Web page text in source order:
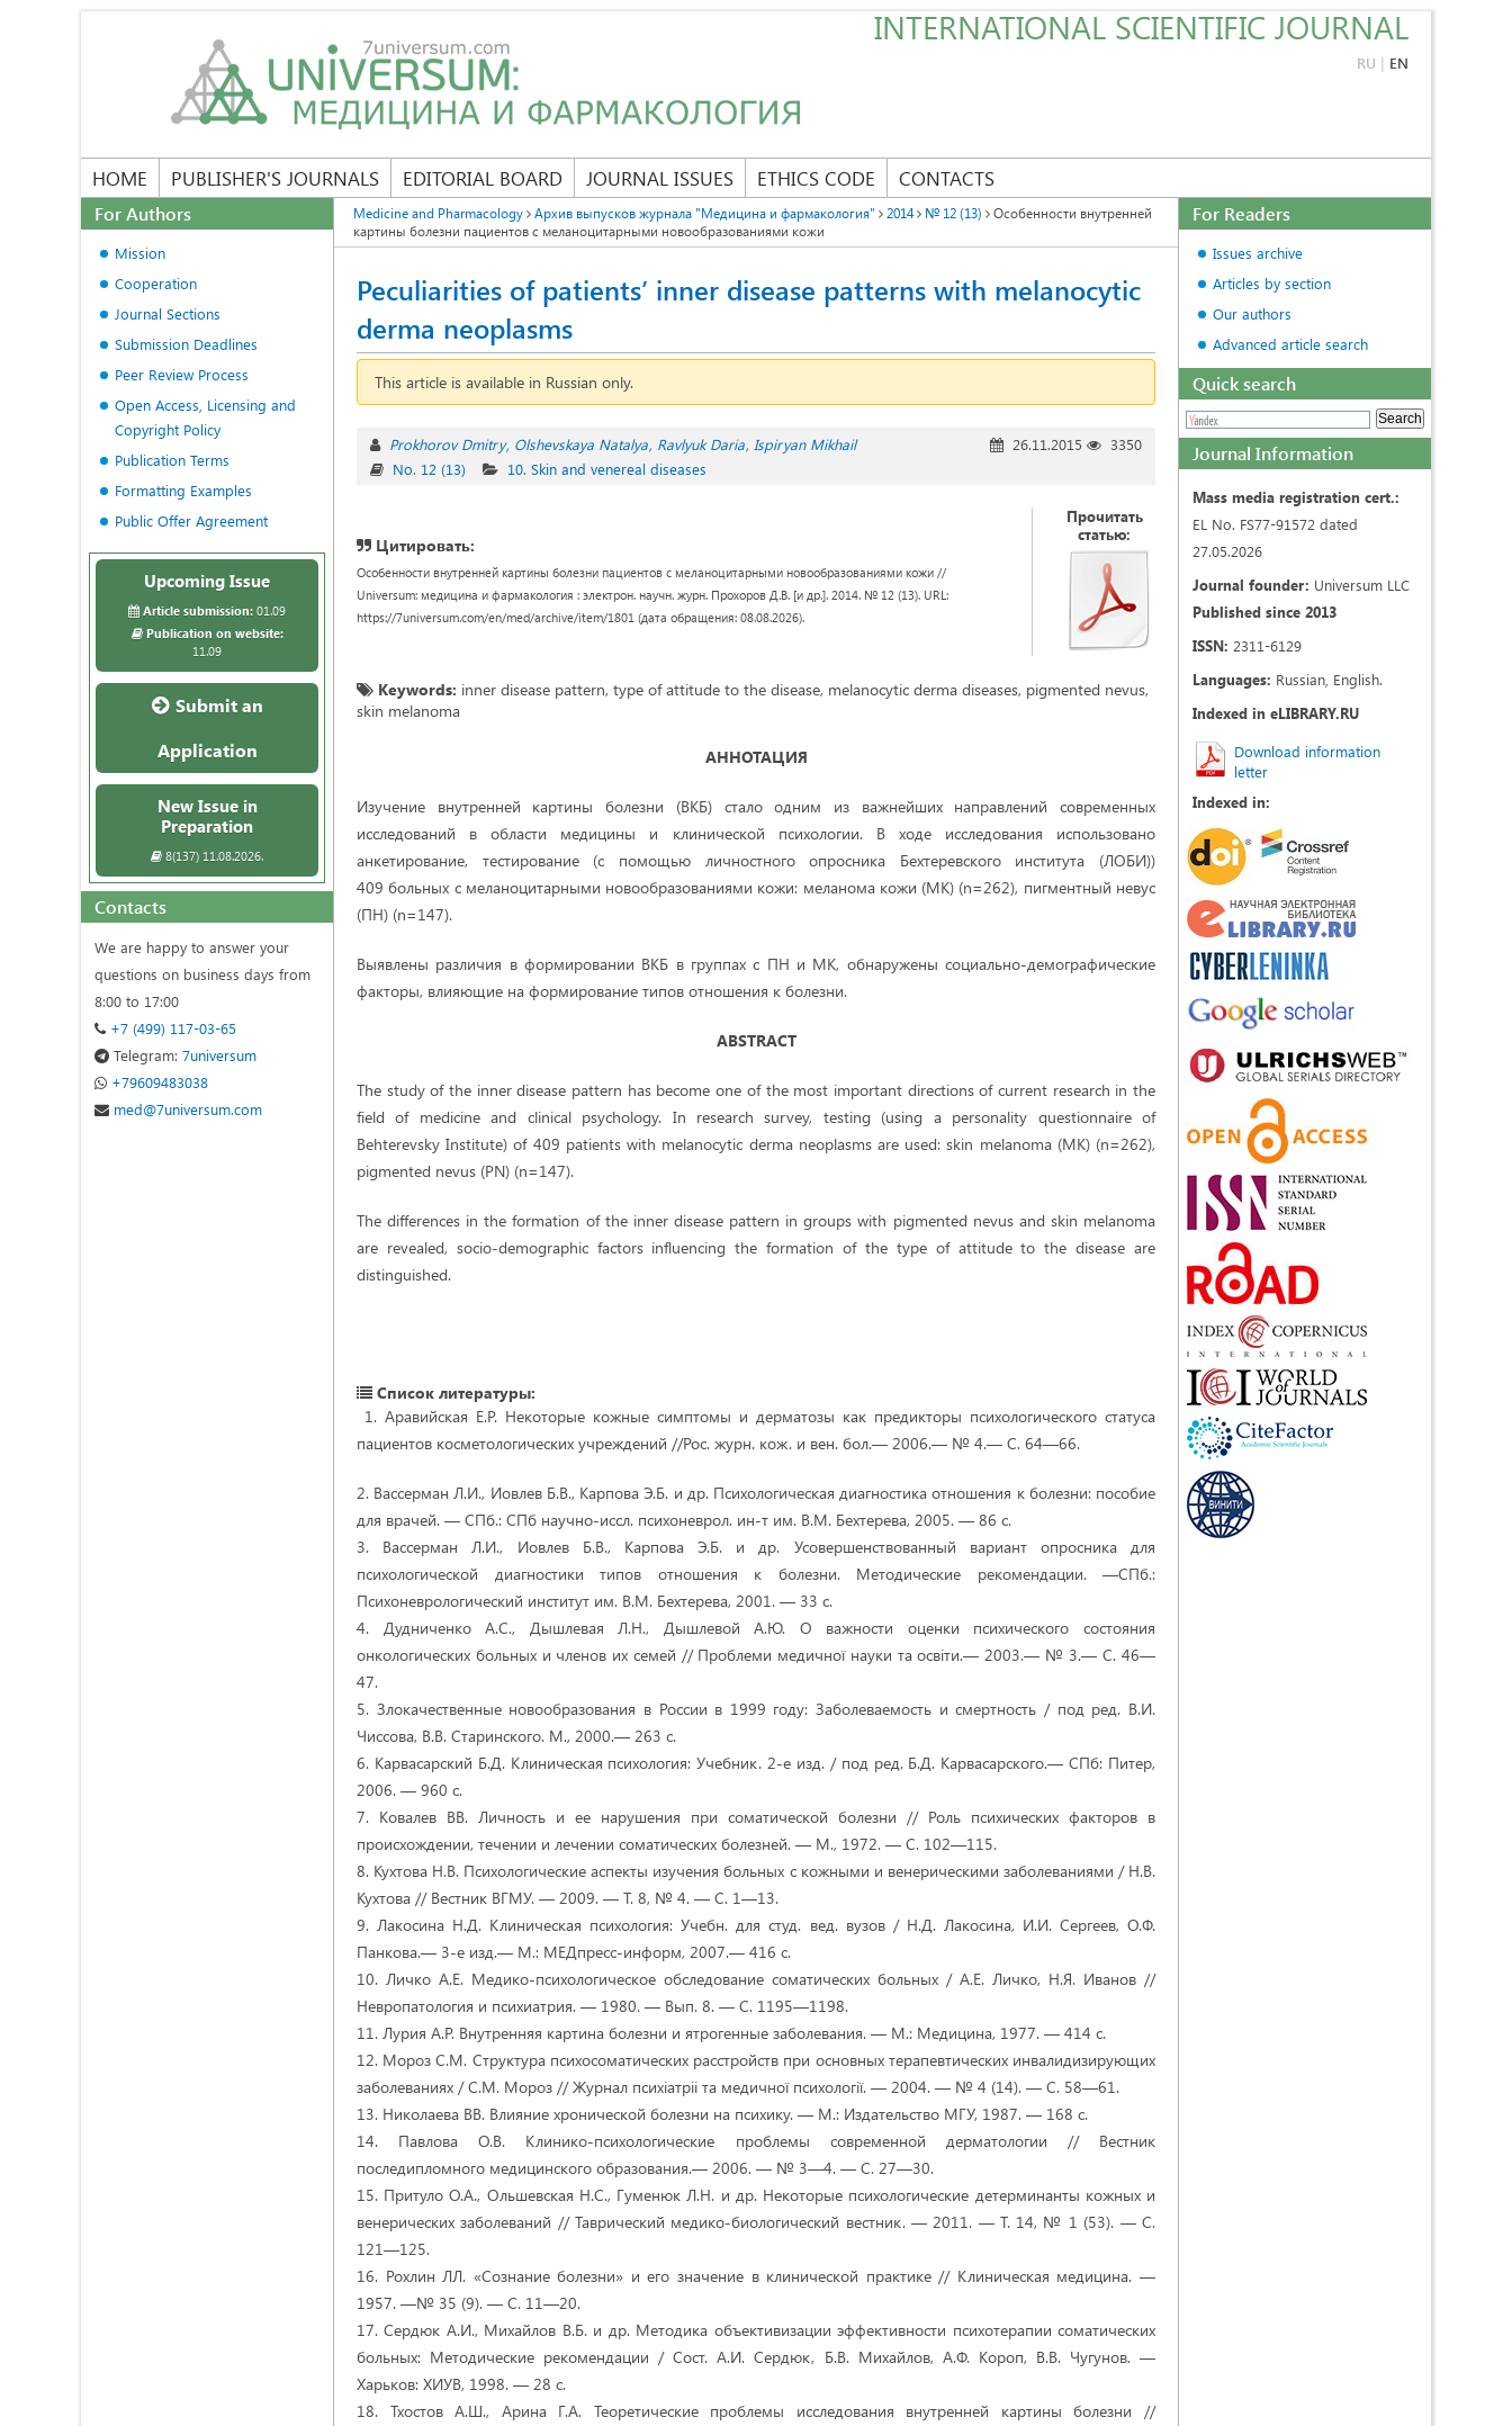
INTERNATIONAL SCIENTIFIC JOURNAL
RU | EN
HOME PUBLISHER'S JOURNALS EDITORIAL BOARD JOURNAL ISSUES ETHICS CODE CONTACTS
Medicine and Pharmacology Архив выпусков журнала "Медицина и фармакология" 2014 № 12 (13)
Особенности внутренней
картины болезни пациентов с меланоцитарными новообразованиями кожи
Peculiarities of patients’ inner disease patterns with melanocytic
derma neoplasms
This article is available in Russian only.
Prokhorov Dmitry Olshevskaya Natalya Ravlyuk Daria Ispiryan Mikhail 26.11.2015
3350
No. 12 (13)
10. Skin and venereal diseases
Цитировать:
Особенности внутренней картины болезни пациентов с меланоцитарными новообразованиями кожи //
Universum: медицина и фармакология : электрон. научн. журн. Прохоров Д.В. [и др.]. 2014. № 12 (13). URL:
https://7universum.com/en/med/archive/item/1801 (дата обращения: 08.08.2026).
Прочитать
статью:
Keywords: inner disease pattern, type of attitude to the disease, melanocytic derma diseases, pigmented nevus,
skin melanoma
АННОТАЦИЯ
Изучение внутренней картины болезни (ВКБ) стало одним из важнейших направлений современных
исследований в области медицины и клинической психологии. В ходе исследования использовано
анкетирование, тестирование (с помощью личностного опросника Бехтеревского института (ЛОБИ))
409 больных c меланоцитарными новообразованиями кожи: меланома кожи (МК) (n=262), пигментный невус
(ПН) (n=147).
Выявлены различия в формировании ВКБ в группах с ПН и МК, обнаружены социально-демографические
факторы, влияющие на формирование типов отношения к болезни.
АBSTRACT
The study of the inner disease pattern has become one of the most important directions of current research in the
field of medicine and clinical psychology. In research survey, testing (using a personality questionnaire of
Behterevsky Institute) of 409 patients with melanocytic derma neoplasms are used: skin melanoma (MK) (n=262),
pigmented nevus (PN) (n=147).
The differences in the formation of the inner disease pattern in groups with pigmented nevus and skin melanoma
are revealed, socio-demographic factors influencing the formation of the type of attitude to the disease are
distinguished.
Список литературы:
1. Аравийская Е.Р. Некоторые кожные симптомы и дерматозы как предикторы психологического статуса
пациентов косметологических учреждений //Рос. журн. кож. и вен. бол.— 2006.— № 4.— С. 64—66.
2. Вассерман Л.И., Иовлев Б.В., Карпова Э.Б. и др. Психологическая диагностика отношения к болезни: пособие
для врачей. — СПб.: СПб научно-иссл. психоневрол. ин-т им. В.М. Бехтерева, 2005. — 86 с.
3. Вассерман Л.И., Иовлев Б.В., Карпова Э.Б. и др. Усовершенствованный вариант опросника для
психологической диагностики типов отношения к болезни. Методические рекомендации. —СПб.:
Психоневрологический институт им. В.М. Бехтерева, 2001. — 33 с.
4. Дудниченко А.С., Дышлевая Л.Н., Дышлевой А.Ю. О важности оценки психического состояния
онкологических больных и членов их семей // Проблеми медичної науки та освіти.— 2003.— № 3.— C. 46—
47.
5. Злокачественные новообразования в России в 1999 году: Заболеваемость и смертность / под ред. В.И.
Чиссова, В.В. Старинского. М., 2000.— 263 с.
6. Карвасарский Б.Д. Клиническая психология: Учебник. 2-е изд. / под ред. Б.Д. Карвасарского.— СПб: Питер,
2006. — 960 с.
7. Ковалев ВВ. Личность и ее нарушения при соматической болезни // Роль психических факторов в
происхождении, течении и лечении соматических болезней. — М., 1972. — С. 102—115.
8. Кухтова Н.В. Психологические аспекты изучения больных с кожными и венерическими заболеваниями / Н.В.
Кухтова // Вестник ВГМУ. — 2009. — Т. 8, № 4. — С. 1—13.
9. Лакосина Н.Д. Клиническая психология: Учебн. для студ. вед. вузов / Н.Д. Лакосина, И.И. Сергеев, О.Ф.
Панкова.— 3-е изд.— М.: МЕДпресс-информ, 2007.— 416 с.
10. Личко А.Е. Медико-психологическое обследование соматических больных / А.Е. Личко, Н.Я. Иванов //
Невропатология и психиатрия. — 1980. — Вып. 8. — С. 1195—1198.
11. Лурия А.Р. Внутренняя картина болезни и ятрогенные заболевания. — М.: Медицина, 1977. — 414 с.
12. Мороз С.М. Структура психосоматических расстройств при основных терапевтических инвалидизирующих
заболеваниях / С.М. Мороз // Журнал психіатріі та медичної психології. — 2004. — № 4 (14). — C. 58—61.
13. Николаева ВВ. Влияние хронической болезни на психику. — М.: Издательство МГУ, 1987. — 168 с.
14. Павлова О.В. Клинико-психологические проблемы современной дерматологии // Вестник
последипломного медицинского образования.— 2006. — № 3—4. — С. 27—30.
15. Притуло О.А., Ольшевская Н.С., Гуменюк Л.Н. и др. Некоторые психологические детерминанты кожных и
венерических заболеваний // Таврический медико-биологический вестник. — 2011. — Т. 14, № 1 (53). — С.
121—125.
16. Рохлин ЛЛ. «Сознание болезни» и его значение в клинической практике // Клиническая медицина. —
1957. —№ 35 (9). — С. 11—20.
17. Сердюк А.И., Михайлов В.Б. и др. Методика объективизации эффективности психотерапии соматических
больных: Методические рекомендации / Сост. А.И. Сердюк, Б.В. Михайлов, А.Ф. Короп, В.В. Чугунов. —
Харьков: ХИУВ, 1998. — 28 с.
18. Тхостов А.Ш., Арина Г.А. Теоретические проблемы исследования внутренней картины болезни //
For Authors
Mission
Cooperation
Journal Sections
Submission Deadlines
Peer Review Process
Open Access, Licensing and
Copyright Policy
Publication Terms
Formatting Examples
Public Offer Agreement
Upcoming Issue
Article submission: 01.09
Publication on website:
11.09
Submit an
Application
New Issue in
Preparation
8(137) 11.08.2026.
Contacts
We are happy to answer your
questions on business days from
8:00 to 17:00
+7 (499) 117-03-65
Telegram: 7universum
+79609483038
med@7universum.com
For Readers
Issues archive
Articles by section
Our authors
Advanced article search
Quick search
Journal Information
Mass media registration cert.:
EL No. FS77-91572 dated
27.05.2026
Journal founder: Universum LLC
Published since 2013
ISSN: 2311-6129
Languages: Russian, English.
Indexed in eLIBRARY.RU
Download information
letter
Indexed in: